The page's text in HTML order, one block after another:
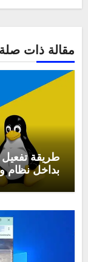
مقالة ذات صلة
طريقة تفعيل
بداخل نظام